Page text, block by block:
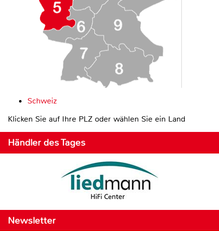
Schweiz
Klicken Sie auf Ihre PLZ oder wählen Sie ein Land
Händler des Tages
Newsletter